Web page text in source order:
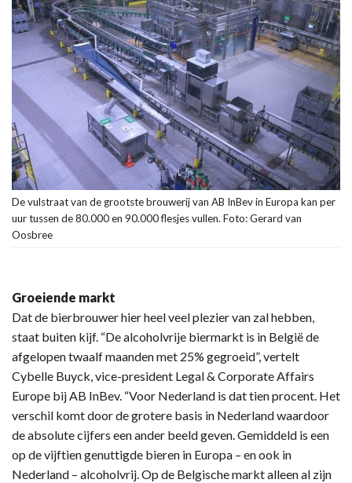
De vulstraat van de grootste brouwerij van AB InBev in Europa kan per
uur tussen de 80.000 en 90.000 flesjes vullen. Foto: Gerard van
Oosbree
Groeiende markt
Dat de bierbrouwer hier heel veel plezier van zal hebben,
staat buiten kijf. “De alcoholvrije biermarkt is in België de
afgelopen twaalf maanden met 25% gegroeid”, vertelt
Cybelle Buyck, vice-president Legal & Corporate Affairs
Europe bij AB InBev. “Voor Nederland is dat tien procent. Het
verschil komt door de grotere basis in Nederland waardoor
de absolute cijfers een ander beeld geven. Gemiddeld is een
op de vijftien genuttigde bieren in Europa – en ook in
Nederland – alcoholvrij. Op de Belgische markt alleen al zijn